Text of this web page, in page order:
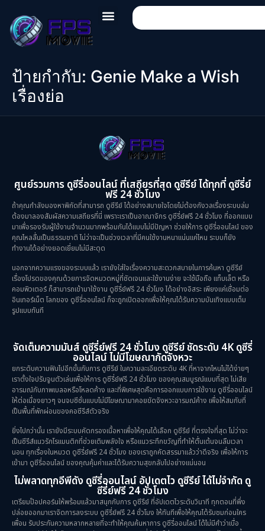
ป้ายกำกับ: Genie Make a Wish
เรื่องย่อ
ศูนย์รวมการ ดูซีรี่ออนไลน์ ที่เสถียรที่สุด ดูซีรีย์ ได้ทุกที่ ดูซีรี่ย์
ฟรี 24 ชั่วโมง
ถ้าคุณกำลังมองหาพิกัดที่สามารถ ดูซีรีย์ ได้อย่างสบายใจโดยไม่ต้องกังวลเรื่องระบบล่ม
ต้องมาลองสัมผัสความเสถียรที่นี่ เพราะเราเป็นอาณาจักร ดูซีรี่ย์ฟรี 24 ชั่วโมง ที่ออกแบบ
มาเพื่อรองรับผู้ใช้งานจำนวนมากพร้อมกันได้แบบไม่มีปัญหา ช่วยให้การ ดูซีรี่ออนไลน์ ของ
คุณไหลลื่นเป็นธรรมชาติ ไม่ว่าจะเป็นช่วงเวลาที่มีคนใช้งานหนาแน่นแค่ไหน ระบบก็ยัง
ทำงานได้อย่างยอดเยี่ยมไม่มีสะดุด
นอกจากความแรงของระบบแล้ว เรายังใส่ใจเรื่องความสะดวกสบายในการค้นหา ดูซีรีย์
เรื่องโปรดของคุณด้วยการจัดหมวดหมู่ที่ชัดเจนและใช้งานง่าย จะใช้มือถือ แท็บเล็ต หรือ
คอมพิวเตอร์ ก็สามารถเข้ามาใช้งาน ดูซีรี่ย์ฟรี 24 ชั่วโมง ได้อย่างอิสระ เพียงแค่เชื่อมต่อ
อินเทอร์เน็ต โลกของ ดูซีรี่ออนไลน์ ก็จะถูกเปิดออกเพื่อให้คุณได้รับความบันเทิงแบบเต็ม
รูปแบบทันที
จัดเต็มความมันส์ ดูซีรี่ย์ฟรี 24 ชั่วโมง ดูซีรีย์ ชัดระดับ 4K ดูซีรี่
ออนไลน์ ไม่มีโฆษณากัดจังหวะ
ยกระดับความฟินไปอีกขั้นกับการ ดูซีรีย์ ในความละเอียดระดับ 4K ที่หาจากไหนไม่ได้ง่ายๆ
เราตั้งใจปรับจูนตัวเล่นเพื่อให้การ ดูซีรี่ย์ฟรี 24 ชั่วโมง ของคุณสมบูรณ์แบบที่สุด ไม่เสีย
อารมณ์กับภาพเบลอหรือโหลดค้าง และที่พิเศษสุดคือการออกแบบการใช้งาน ดูซีรี่ออนไลน์
ให้ต่อเนื่องยาวๆ จนจบซีซั่นแบบไม่มีโฆษณามาคอยขัดจังหวะอารมณ์ค้าง เพื่อให้สมกับที่
เป็นพื้นที่พักผ่อนของคอซีรีส์ตัวจริง
ยิ่งไปกว่านั้น เรายังมีระบบคัดกรองเนื้อหาเพื่อให้คุณได้เลือก ดูซีรีย์ ที่ตรงใจที่สุด ไม่ว่าจะ
เป็นซีรีส์แนวรักโรแมนติกที่ช่วยเติมพลังใจ หรือแนวระทึกขวัญที่ทำให้ตื่นเต้นจนลืมเวลา
นอน ทุกเรื่องในหมวด ดูซีรี่ย์ฟรี 24 ชั่วโมง ของเราถูกคัดสรรมาแล้วว่าดีจริง เพื่อให้การ
เข้ามา ดูซีรี่ออนไลน์ ของคุณคุ้มค่าและได้รับความสุขกลับไปอย่างแน่นอน
ไม่พลาดทุกอีพีดัง ดูซีรี่ออนไลน์ อัปเดตไว ดูซีรีย์ ได้ไม่จำกัด ดู
ซีรี่ย์ฟรี 24 ชั่วโมง
เตรียมป๊อปคอร์นให้พร้อมแล้วมาสนุกกับการ ดูซีรีย์ ที่อัปเดตไวระดับวินาที ทุกตอนที่พึ่ง
ปล่อยออกมาเราจัดการลงระบบ ดูซีรี่ย์ฟรี 24 ชั่วโมง ให้ทันทีเพื่อให้คุณได้รับชมก่อนใคร
เพื่อน รับประกันความหลากหลายที่จะทำให้คุณค้นหาการ ดูซีรี่ออนไลน์ ได้ไม่มีคำว่าเบื่อ